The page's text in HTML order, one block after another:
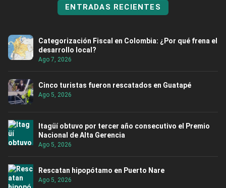
ENTRADAS RECIENTES
Categorización Fiscal en Colombia: ¿Por qué frena el
desarrollo local?
Ago 7, 2026
Cinco turistas fueron rescatados en Guatapé
Ago 5, 2026
Itagüí obtuvo por tercer año consecutivo el Premio
Nacional de Alta Gerencia
Ago 5, 2026
Rescatan hipopótamo en Puerto Nare
Ago 5, 2026